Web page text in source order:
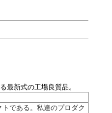
最新式の工場良質品。
である。私達のプロダク